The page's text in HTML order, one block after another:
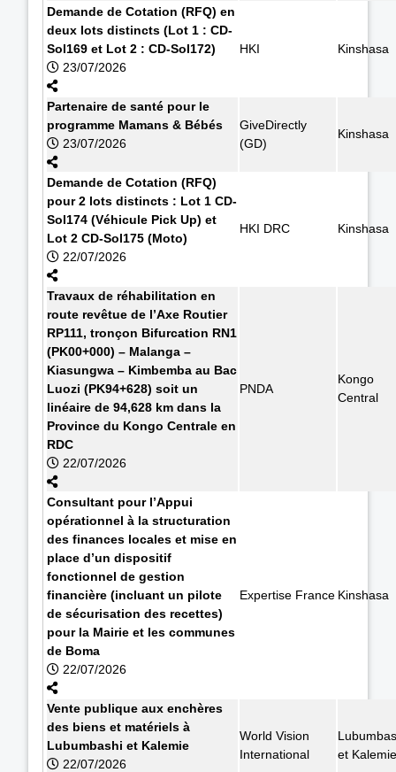
Demande de Cotation (RFQ) en
deux lots distincts (Lot 1 : CD-
Sol169 et Lot 2 : CD-Sol172)
23/07/2026
HKI Kinshasa
Partenaire de santé pour le
programme Mamans & Bébés
23/07/2026
GiveDirectly
(GD)
Kinshasa
Demande de Cotation (RFQ)
pour 2 lots distincts : Lot 1 CD-
Sol174 (Véhicule Pick Up) et
Lot 2 CD-Sol175 (Moto)
22/07/2026
HKI DRC Kinshasa
Travaux de réhabilitation en
route revêtue de l’Axe Routier
RP111, tronçon Bifurcation RN1
(PK00+000) – Malanga –
Kiasungwa – Kimbemba au Bac
Luozi (PK94+628) soit un
linéaire de 94,628 km dans la
Province du Kongo Centrale en
RDC
22/07/2026
PNDA
Kongo
Central
Consultant pour l’Appui
opérationnel à la structuration
des finances locales et mise en
place d’un dispositif
fonctionnel de gestion
financière (incluant un pilote
de sécurisation des recettes)
pour la Mairie et les communes
de Boma
22/07/2026
Expertise France Kinshasa
Vente publique aux enchères
des biens et matériels à
Lubumbashi et Kalemie
22/07/2026
World Vision
International
et Kalemie